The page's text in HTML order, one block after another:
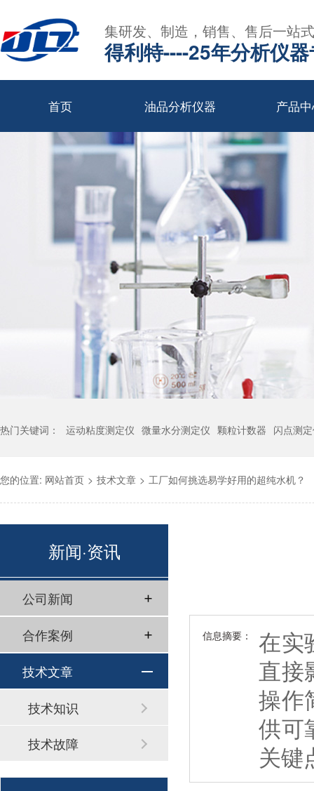
集研发、制造，销售、售后一站
得利特----25年分析仪
首页 油品分析仪器 产品
热门关键词： 运动粘度测定仪 微量水分测定仪 颗粒计数器 闪点测
您的位置: 网站首页 > 技术文章 > 工厂如何挑选易学好用的超纯水机？
信息摘要：
在实
直接
操作
供可
关键
新闻·资讯
公司新闻
合作案例
技术文章
技术知识
技术故障